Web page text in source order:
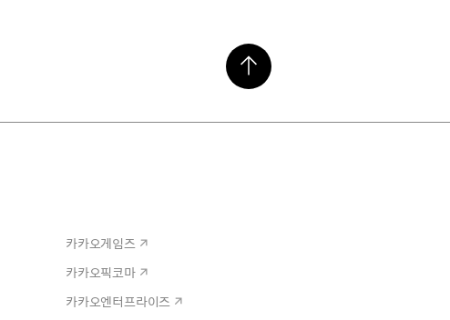
카카오게임즈
카카오픽코마
카카오엔터프라이즈